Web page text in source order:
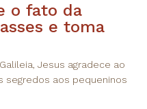
o fato da
e toma
Jesus agradece ao
segredos aos pequeninos